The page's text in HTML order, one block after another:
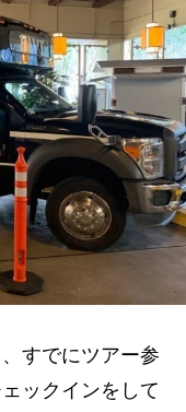
すでにツアー参
ックインをして